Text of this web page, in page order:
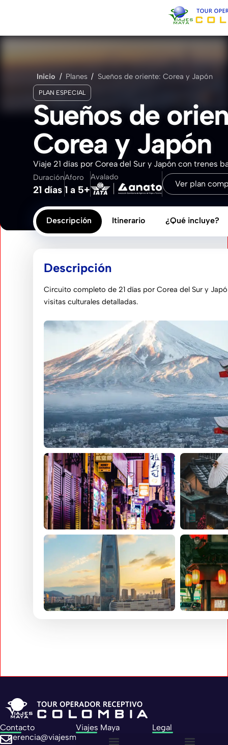
Sobre Nosotros
Contacto
Inicio / Planes / Sueños de oriente: Corea y Japón
PLAN ESPECIAL
Sueños de
Corea y Japón
Viaje 21 días por Corea del Sur y Japón con trenes
Duración
21 días
Aforo
1 a 5+
Avalado
Ver plan
Descripción Itinerario ¿Qué incluye?
Descripción
Circuito completo de 21 días por Corea del Sur y
visitas culturales detalladas.
Contacto
gerencia@viajesmaya.com.co
Viajes Maya Legal